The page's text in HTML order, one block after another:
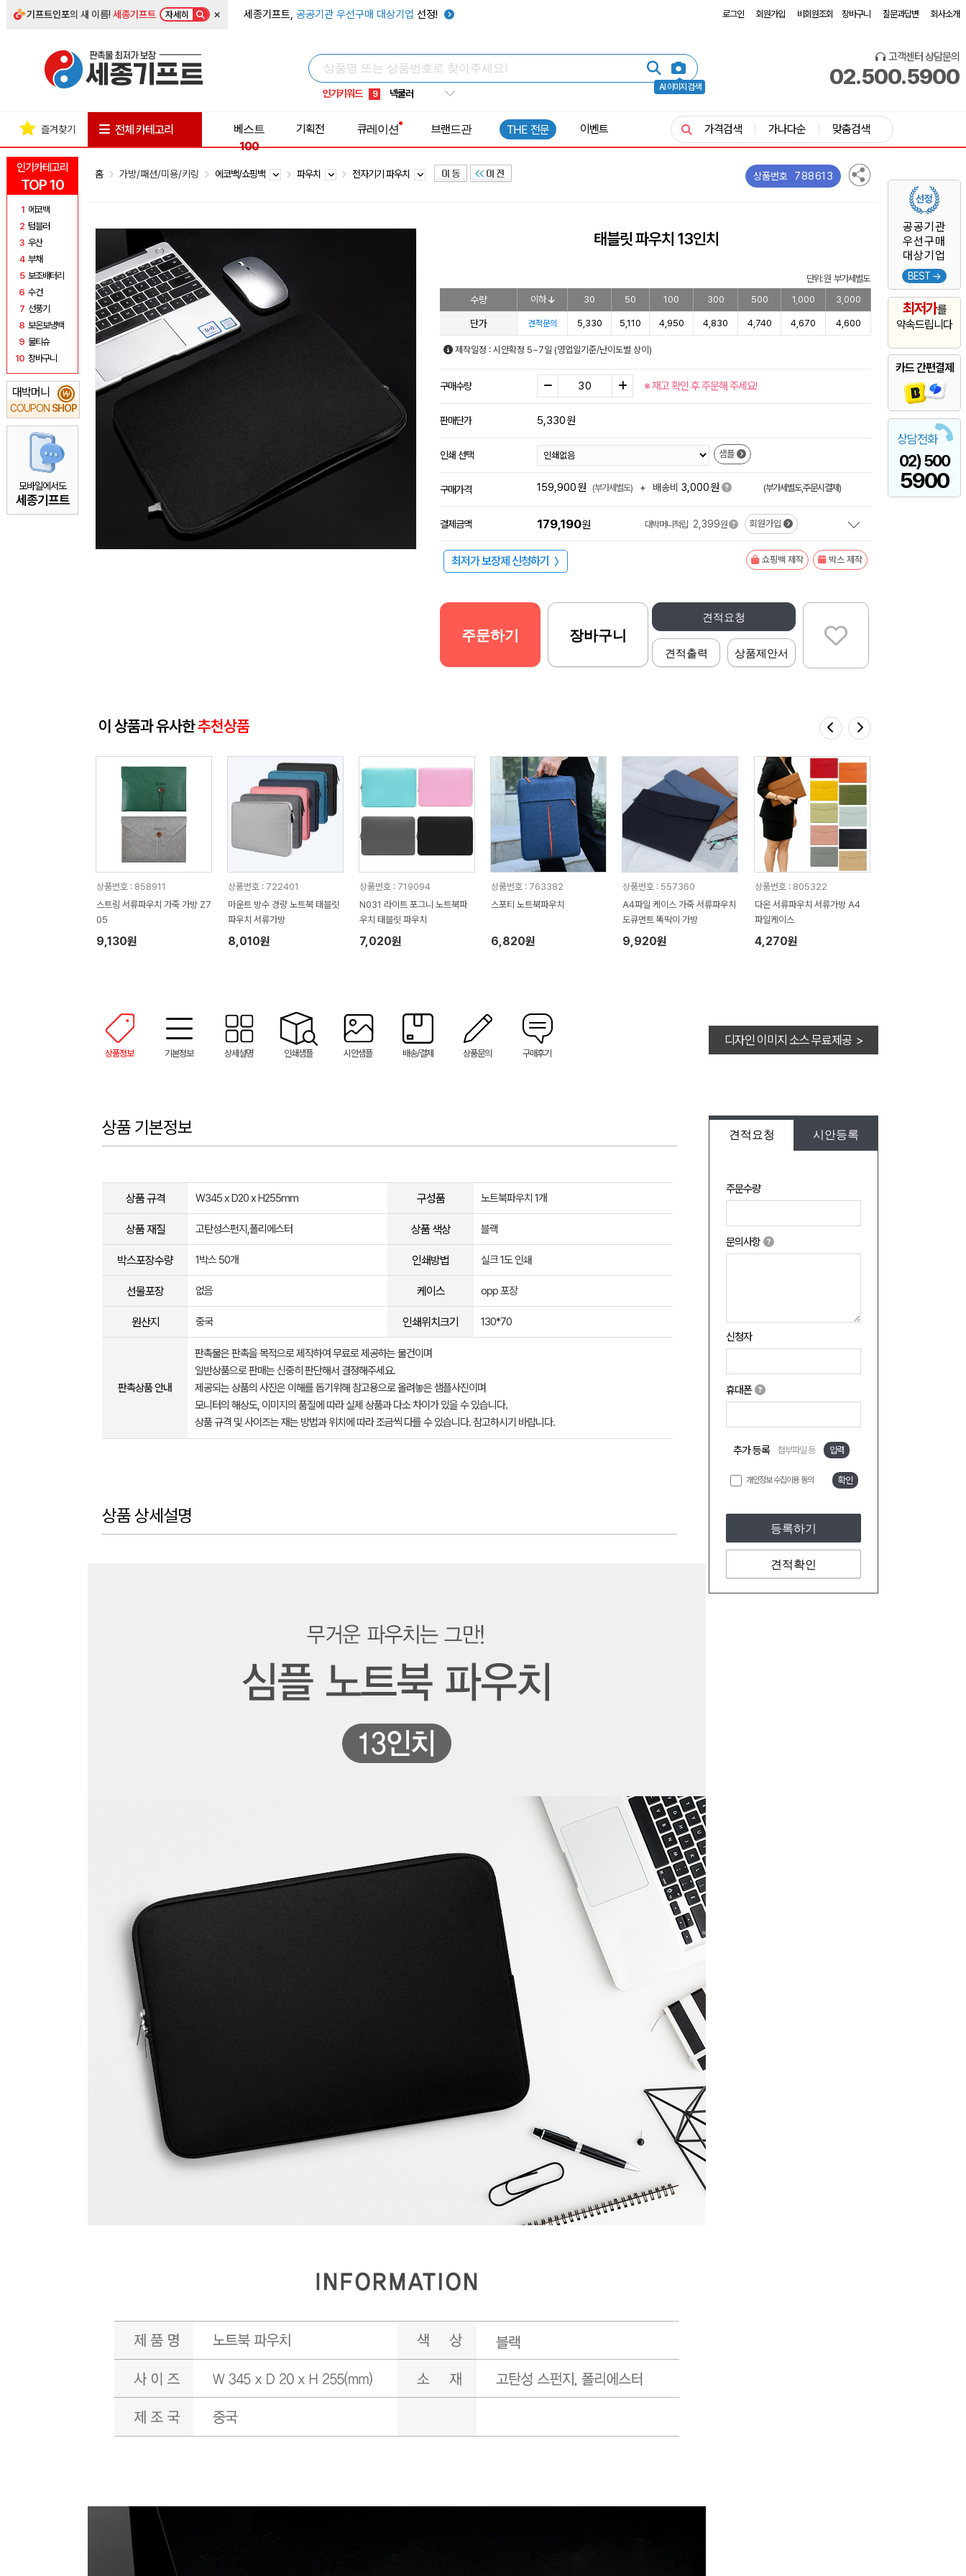
기프트인포의 새 이름!세종기프트 자세히 × 세종기프트, 공공기관 우선구매 대상기업 선정! 로그인 회원가입 비회원조회 장바구니 질문과답변 회사소개
AI 이미지 검색
인기키워드
6 우산
8 쿨토시
넥쿨러
10 타포린가방
선풍기
고객센터 상담문의
02.500.5900
인기카테고리
TOP 10
1 에코백
2 텀블러
3 우산
4 부채
5 보조배터리
6 수건
7 선풍기
8 보온보냉백
9 물티슈
10 장바구니
대박머니
COUPON SHOP
₩
모바일에서도
세종기프트
공공기관
우선구매
대상기업
BEST →
최저가를
약속드립니다
카드 간편결제
상담전화
02) 500
5900
즐겨찾기 전체 카테고리
베스트
100
기획전 큐레이션 브랜드관 THE 전문 이벤트 가격검색 가나다순 맞춤검색
홈 가방/패션/미용/키링 에코백/쇼핑백 파우치 전자기기 파우치 상품번호 788613
태블릿 파우치 13인치
단위: 원 부가세별도
수량 이하 30 50 100 300 500 1,000 3,000
단가 견적문의 5,330 5,110 4,950 4,830 4,740 4,670 4,600
제작일정 : 시안확정 5~7일 (영업일기준/난이도별 상이)
구매수량 ※ 재고 확인 후 주문해 주세요!
판매단가 5,330원
인쇄 선택 샘플
구매가격 159,900원 (부가세별도) + 배송비 3,000원 (부가세별도,주문시결제)
결제금액 179,190원 대박머니적립 2,399원 회원가입
최저가 보장제 신청하기 〉 쇼핑백 제작 박스 제작
견적요청
견적출력 상품제안서
주문하기 장바구니
이 상품과 유사한추천상품
상품번호 : 858911
스트링 서류파우치 가죽 가방 Z7
05
9,130원
상품번호 : 722401
마운트 방수 경량 노트북 태블릿
파우치 서류가방
8,010원
상품번호 : 719094
N031 라이트 포그니 노트북파
우치 태블릿 파우치
7,020원
상품번호 : 763382
스포티 노트북파우치
6,820원
상품번호 : 557360
A4파일 케이스 가죽 서류파우치
도큐먼트 똑딱이 가방
9,920원
상품번호 : 805322
다온 서류파우치 서류가방 A4
파일케이스
4,270원
상품정보 기본정보 상세설명 인쇄샘플 시안샘플 배송/결제 상품문의 구매후기
디자인 이미지 소스 무료제공 >
견적요청 시안등록
주문수량
문의사항
신청자
휴대폰
추가 등록 첨부파일 등 입력
개인정보 수집이용 동의 확인
등록하기
견적확인
상품 기본정보
상품 규격 W345 x D20 x H255mm 구성품 노트북파우치 1개
상품 재질 고탄성스펀지,폴리에스터 상품 색상 블랙
박스포장수량 1박스 50개 인쇄방법 실크 1도 인쇄
선물포장 없음 케이스 opp 포장
원산지 중국 인쇄위치크기 130*70
판촉상품 안내
판촉물은 판촉을 목적으로 제작하여 무료로 제공하는 물건이며
일반상품으로 판매는 신중히 판단해서 결정해주세요.
제공되는 상품의 사진은 이해를 돕기위해 참고용으로 올려놓은 샘플사진이며
모니터의 해상도, 이미지의 품질에 따라 실제 상품과 다소 차이가 있을 수 있습니다.
상품 규격 및 사이즈는 재는 방법과 위치에 따라 조금씩 다를 수 있습니다. 참고하시기 바랍니다.
상품 상세설명